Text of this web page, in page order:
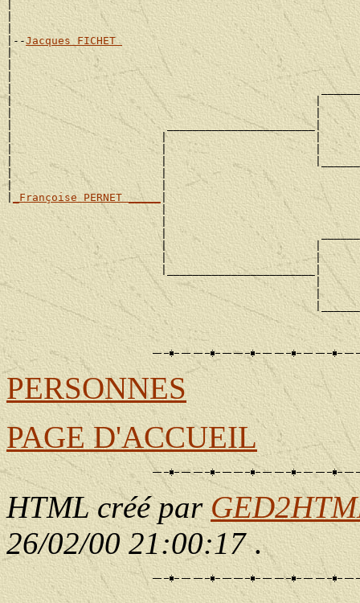
|
|
|
|--Jacques FICHET
|
|
|
|
|                                               |
|                                               |
|                        _______________________|
|                       |                       |
|                       |                       |
|                       |
|                       |
|                       |
_Françoise PERNET _____
|
|
|
|                       |
|                       |
                        |_______________________|
|
|
PERSONNES
PAGE D'ACCUEIL
HTML créé par
26/02/00 21:00:17.